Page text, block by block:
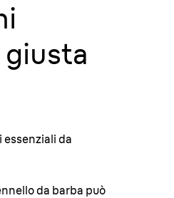
essenziali da
da barba può